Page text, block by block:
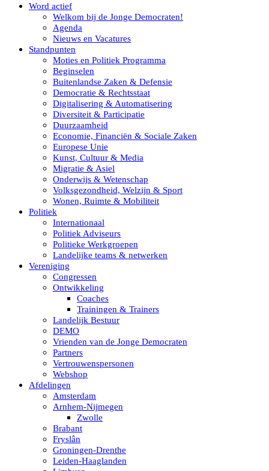
Word actief
Welkom bij de Jonge Democraten!
Agenda
Nieuws en Vacatures
Standpunten
Moties en Politiek Programma
Beginselen
Buitenlandse Zaken & Defensie
Democratie & Rechtsstaat
Digitalisering & Automatisering
Diversiteit & Participatie
Duurzaamheid
Economie, Financiën & Sociale Zaken
Europese Unie
Kunst, Cultuur & Media
Migratie & Asiel
Onderwijs & Wetenschap
Volksgezondheid, Welzijn & Sport
Wonen, Ruimte & Mobiliteit
Politiek
Internationaal
Politiek Adviseurs
Politieke Werkgroepen
Landelijke teams & netwerken
Vereniging
Congressen
Ontwikkeling
Coaches
Trainingen & Trainers
Landelijk Bestuur
DEMO
Vrienden van de Jonge Democraten
Partners
Vertrouwenspersonen
Webshop
Afdelingen
Amsterdam
Arnhem-Nijmegen
Zwolle
Brabant
Fryslân
Groningen-Drenthe
Leiden-Haaglanden